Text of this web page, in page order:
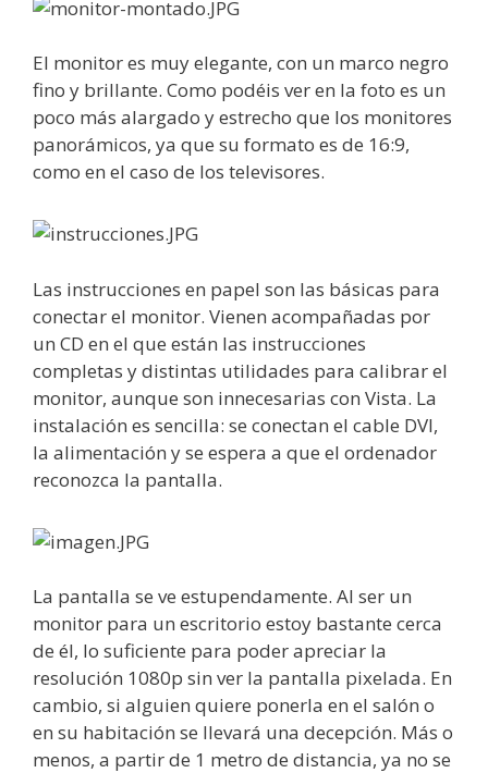
El monitor es muy elegante, con un marco negro
fino y brillante. Como podéis ver en la foto es un
poco más alargado y estrecho que los monitores
panorámicos, ya que su formato es de 16:9,
como en el caso de los televisores.
Las instrucciones en papel son las básicas para
conectar el monitor. Vienen acompañadas por
un CD en el que están las instrucciones
completas y distintas utilidades para calibrar el
monitor, aunque son innecesarias con Vista. La
instalación es sencilla: se conectan el cable DVI,
la alimentación y se espera a que el ordenador
reconozca la pantalla.
La pantalla se ve estupendamente. Al ser un
monitor para un escritorio estoy bastante cerca
de él, lo suficiente para poder apreciar la
resolución 1080p sin ver la pantalla pixelada. En
cambio, si alguien quiere ponerla en el salón o
en su habitación se llevará una decepción. Más o
menos, a partir de 1 metro de distancia, ya no se